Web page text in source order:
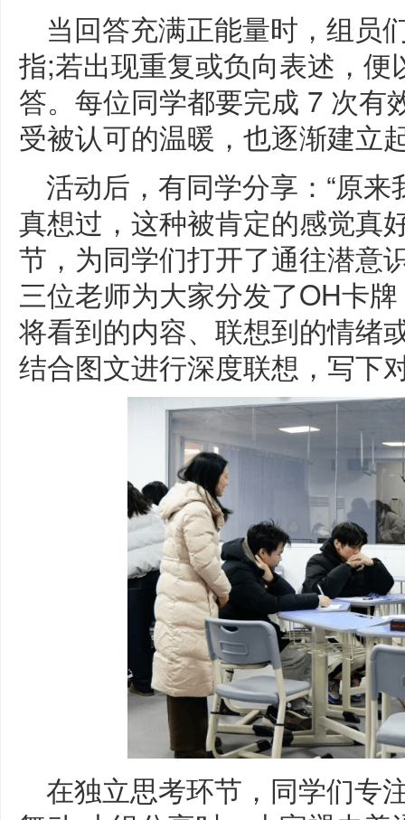
当回答充满正能量时，组员
指;若出现重复或负向表述，便
答。每位同学都要完成 7 次有
受被认可的温暖，也逐渐建立
活动后，有同学分享：“原
真想过，这种被肯定的感觉真
节，为同学们打开了通往潜意
三位老师为大家分发了OH卡
将看到的内容、联想到的情绪
结合图文进行深度联想，写下
在独立思考环节，同学们专